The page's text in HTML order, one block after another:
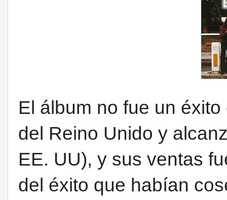
El álbum no fue un
del Reino Unido y
EE. UU), y sus ventas
del éxito que habían